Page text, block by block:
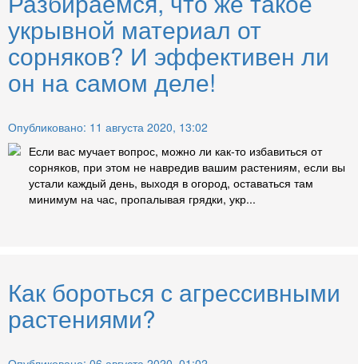
укрывной материал от
сорняков? И эффективен ли
он на самом деле!
Опубликовано: 11 августа 2020, 13:02
Если вас мучает вопрос, можно ли как-то избавиться от
сорняков, при этом не навредив вашим растениям, если вы
устали каждый день, выходя в огород, оставаться там
минимум на час, пропалывая грядки, укр...
Как бороться с агрессивными
растениями?